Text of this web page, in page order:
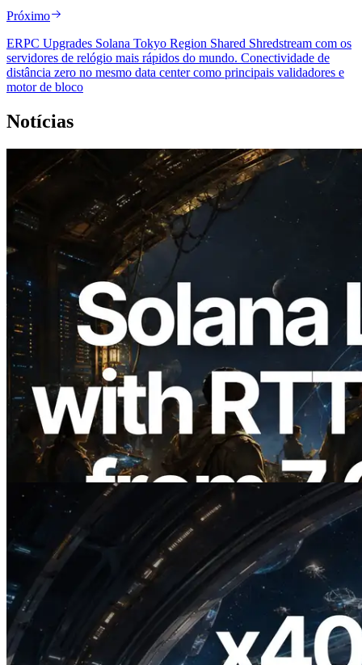
Próximo
ERPC Upgrades Solana Tokyo Region Shared Shredstream com os
servidores de relógio mais rápidos do mundo. Conectividade de
distância zero no mesmo data center como principais validadores e
motor de bloco
Notícias
2026.08.05
ERPC expande a Solana Leader Slot API
com medição de ping a partir de 7 regiões
globais — Validators Information API
também lançada